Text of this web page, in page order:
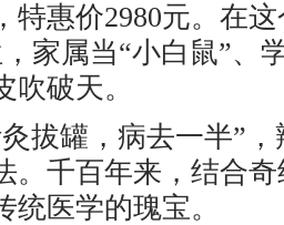
特惠价2980元。在
，家属当“小白鼠”
破天。
罐，病去一半”，
。千百年来，结合
医学的瑰宝。